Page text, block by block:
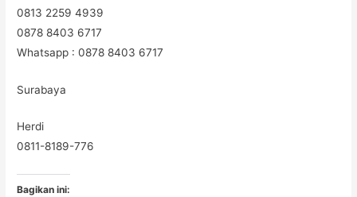
0813 2259 4939
0878 8403 6717
Whatsapp : 0878 8403 6717
Surabaya
Herdi
0811-8189-776
Bagikan ini: